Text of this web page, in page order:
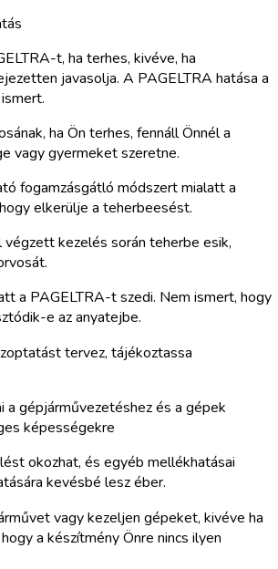
t, ha terhes, kivéve, ha
javasolja. A PAGELTRA hatása a
ha Ön terhes, fennáll Önnél a
vagy gyermeket szeretne.
fogamzásgátló módszert mialatt a
elkerülje a teherbeesést.
végzett kezelés során teherbe esik,
a PAGELTRA-t szedi. Nem ismert, hogy
e az anyatejbe.
tervez, tájékoztassa
a gépjárművezetéshez és a gépek
képességekre
okozhat, és egyéb mellékhatásai
kevésbé lesz éber.
vagy kezeljen gépeket, kivéve ha
a készítmény Önre nincs ilyen